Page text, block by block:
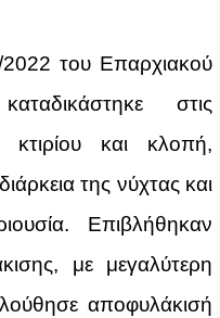
του Επαρχιακού
στις
και κλοπή,
της νύχτας και
Επιβλήθηκαν
με μεγαλύτερη
αποφυλάκισή